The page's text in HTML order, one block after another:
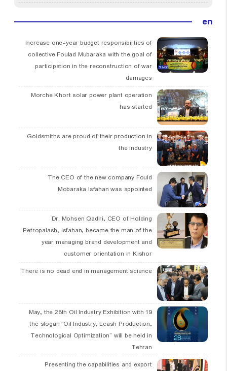
en
Increase one-year budget responsibilities of
collective Foulad Mubaraka with the goal of
participation in the reconstruction of war
damages
Morche Khort solar power plant operation
has started
Goldsmiths are proud of their production in
the industry
The CEO of the new company Fould
Mobaraka Isfahan was appointed
Dr. Mohsen Qadiri, CEO of Holding
Petropalash, Isfahan, became the man of the
year managing brand development and
customer orientation in Kishor
There is no dead end in management science
19 May, the 28th Oil Industry Exhibition with
the slogan “Oil Industry, Leash Production,
Technological Optimization” will be held in
Tehran
Presenting the capabilities and export